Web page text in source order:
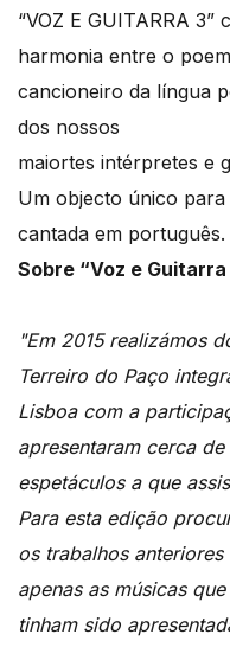
“VOZ E GUITARRA
harmonia entre o
cancioneiro da língua
dos nossos
maiortes intérpretes e
Um objecto único
cantada em português.
Sobre “Voz e Guitarra
"Em 2015 realizámos
Terreiro do Paço
Lisboa com a
apresentaram cerca
espetáculos a que
Para esta edição
os trabalhos
apenas as músicas
tinham sido